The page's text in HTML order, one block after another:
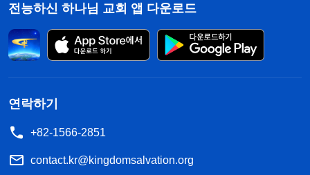
전능하신 하나님 교회 앱 다운로드
연락하기
+82-1566-2851
contact.kr@kingdomsalvation.org